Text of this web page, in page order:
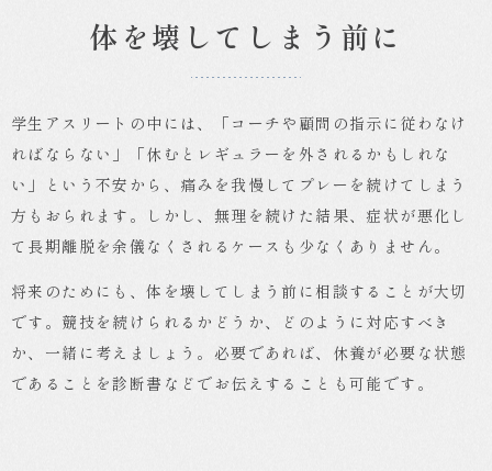
体を壊してしまう前に
学生アスリートの中には、「コーチや顧問の指示に従わなけ
ればならない」「休むとレギュラーを外されるかもしれな
い」という不安から、痛みを我慢してプレーを続けてしまう
方もおられます。しかし、無理を続けた結果、症状が悪化し
て長期離脱を余儀なくされるケースも少なくありません。
将来のためにも、体を壊してしまう前に相談することが大切
です。競技を続けられるかどうか、どのように対応すべき
か、一緒に考えましょう。必要であれば、休養が必要な状態
であることを診断書などでお伝えすることも可能です。